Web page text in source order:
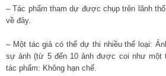
– Tác phẩm tham dự được chụp trên lãnh
về đây.
– Một tác giả có thể dự thi nhiều thể loại:
sự ảnh (từ 5 đến 10 ảnh được coi như một
tác phẩm: Không hạn chế.